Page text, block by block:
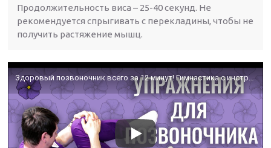
Продолжительность виса – 25-40 секунд. Не
рекомендуется спрыгивать с перекладины, чтобы не
получить растяжение мышц.
Здоровый позвоночник всего за 12 минут! Гимнастика с инструктором по лечебной физкультуре. ЛФК.